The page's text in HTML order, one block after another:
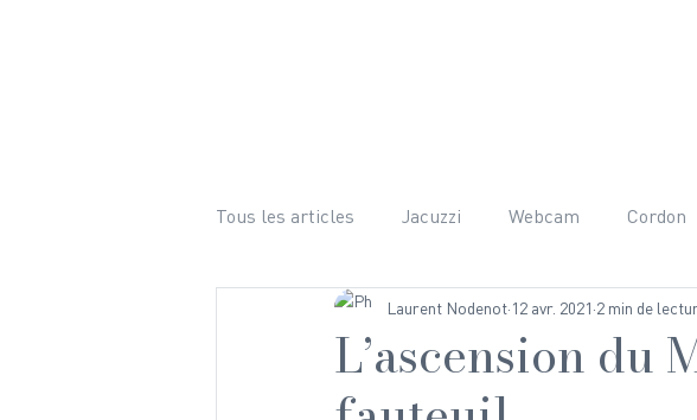
Tous les articles Jacuzzi Webcam Cordon
Bien-être Ski Randonnées
Hiver Photographie
L’ascension du
Laurent Nodenot 12 avr. 2021 2 min de